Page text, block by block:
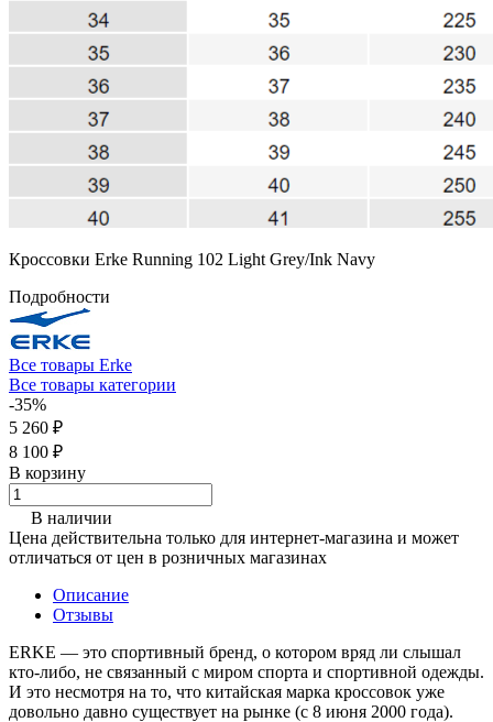
Кроссовки Erke Running 102 Light Grey/Ink Navy
Подробности
Все товары Erke
Все товары категории
-35%
5 260 ₽
8 100 ₽
В корзину
В наличии
Цена действительна только для интернет-магазина и может
отличаться от цен в розничных магазинах
Описание
Отзывы
ERKE — это спортивный бренд, о котором вряд ли слышал
кто-либо, не связанный с миром спорта и спортивной одежды.
И это несмотря на то, что китайская марка кроссовок уже
довольно давно существует на рынке (с 8 июня 2000 года).